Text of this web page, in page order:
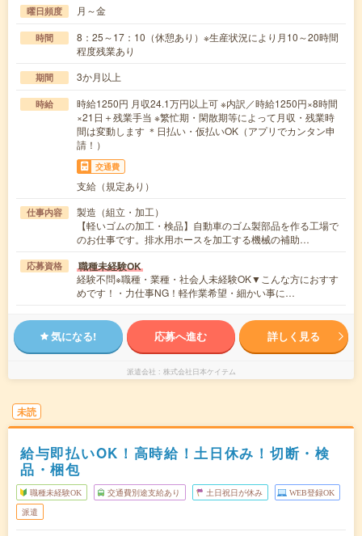
曜日頻度 月～金
時間
8：25～17：10（休憩あり）※生産状況により月10～20時間
程度残業あり
期間 3か月以上
時給
時給1250円 月収24.1万円以上可 ※内訳／時給1250円×8時間
×21日＋残業手当 ※繁忙期・閑散期等によって月収・残業時
間は変動します ＊日払い・仮払いOK（アプリでカンタン申
請！）
交通費
支給（規定あり）
仕事内容
製造（組立・加工）
【軽いゴムの加工・検品】自動車のゴム製部品を作る工場で
のお仕事です。排水用ホースを加工する機械の補助…
応募資格 職種未経験OK
経験不問※職種・業種・社会人未経験OK▼こんな方におすす
めです！・力仕事NG！軽作業希望・細かい事に…
気になる! 応募へ進む 詳しく見る
派遣会社 株式会社日本ケイテム
未読
給与即払いOK！高時給！土日休み！切断・検
品・梱包
職種未経験OK 交通費別途支給あり 土日祝日が休み WEB登録OK
派遣